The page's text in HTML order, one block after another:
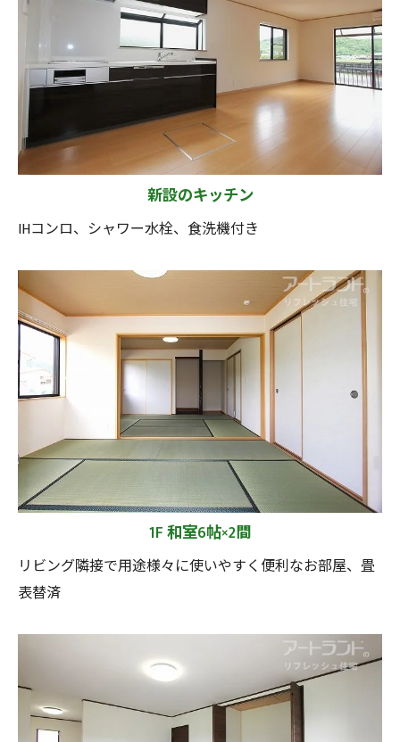
新設のキッチン
IHコンロ、シャワー水栓、食洗機付き
1F 和室6帖×2間
リビング隣接で用途様々に使いやすく便利なお部屋、畳
表替済